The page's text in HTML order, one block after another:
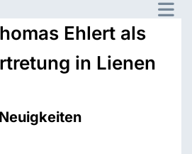
Ehlert als
in Lienen
Neuigkeiten